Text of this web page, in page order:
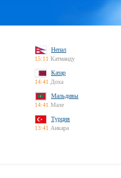
Непал
15:11 Катманду
Катар
14:41 Доха
Мальдивы
14:41 Мале
Турция
13:41 Анкара